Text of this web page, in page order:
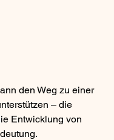
den Weg zu einer
– die
Entwicklung von